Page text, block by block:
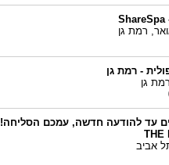
רמת גן
- רמת גן
עד להודעה חדשה, עמכם הסליחה! -